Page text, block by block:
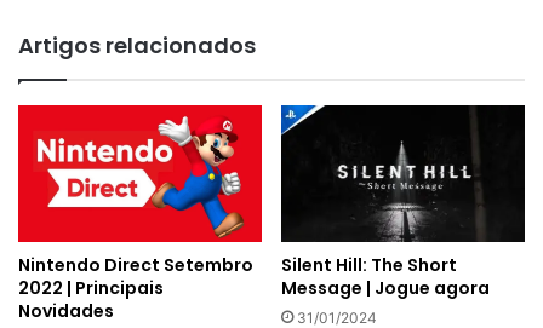
Artigos relacionados
Nintendo Direct Setembro
2022 | Principais
Novidades
Silent Hill: The Short
Message | Jogue agora
31/01/2024